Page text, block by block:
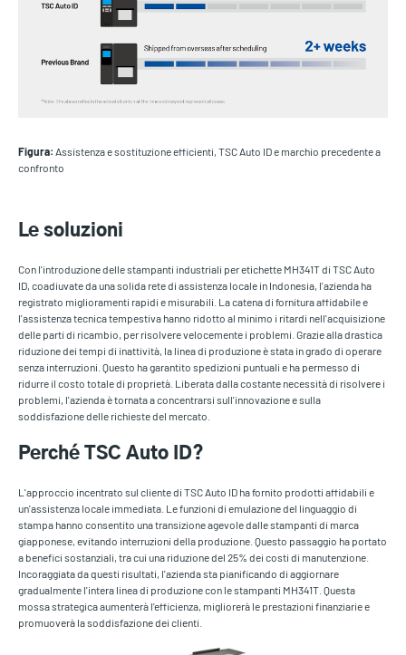
Figura: Assistenza e sostituzione efficienti, TSC Auto ID e marchio precedente a
confronto
Le soluzioni
Con l'introduzione delle stampanti industriali per etichette MH341T di TSC Auto
ID, coadiuvate da una solida rete di assistenza locale in Indonesia, l'azienda ha
registrato miglioramenti rapidi e misurabili. La catena di fornitura affidabile e
l'assistenza tecnica tempestiva hanno ridotto al minimo i ritardi nell'acquisizione
delle parti di ricambio, per risolvere velocemente i problemi. Grazie alla drastica
riduzione dei tempi di inattività, la linea di produzione è stata in grado di operare
senza interruzioni. Questo ha garantito spedizioni puntuali e ha permesso di
ridurre il costo totale di proprietà. Liberata dalla costante necessità di risolvere i
problemi, l'azienda è tornata a concentrarsi sull'innovazione e sulla
soddisfazione delle richieste del mercato.
Perché TSC Auto ID?
L'approccio incentrato sul cliente di TSC Auto ID ha fornito prodotti affidabili e
un'assistenza locale immediata. Le funzioni di emulazione del linguaggio di
stampa hanno consentito una transizione agevole dalle stampanti di marca
giapponese, evitando interruzioni della produzione. Questo passaggio ha portato
a benefici sostanziali, tra cui una riduzione del 25% dei costi di manutenzione.
Incoraggiata da questi risultati, l'azienda sta pianificando di aggiornare
gradualmente l'intera linea di produzione con le stampanti MH341T. Questa
mossa strategica aumenterà l'efficienza, migliorerà le prestazioni finanziarie e
promuoverà la soddisfazione dei clienti.